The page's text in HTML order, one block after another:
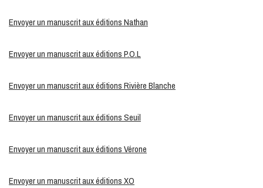
Envoyer un manuscrit aux éditions Nathan
Envoyer un manuscrit aux éditions P.O.L
Envoyer un manuscrit aux éditions Rivière Blanche
Envoyer un manuscrit aux éditions Seuil
Envoyer un manuscrit aux éditions Vérone
Envoyer un manuscrit aux éditions XO